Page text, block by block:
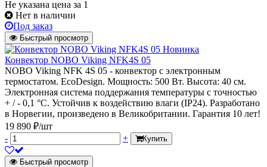
Не указана цена за 1
Нет в наличии
Под заказ
Быстрый просмотр
Новинка
Конвектор NOBO Viking NFK4S 05
NOBO Viking NFK 4S 05 - конвектор с электронным
термостатом. EcoDesign. Мощность: 500 Вт. Высота: 40 см.
Электронная система поддержания температуры с точностью
+ / - 0,1 °C. Устойчив к воздействию влаги (IP24). Разработано
в Норвегии, произведено в Великобритании. Гарантия 10 лет!
19 890 ₽/шт
-
+ Купить
Быстрый просмотр